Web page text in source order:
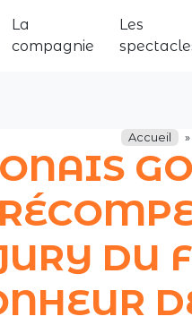
La
compagnie
Les
Accueil »
DU